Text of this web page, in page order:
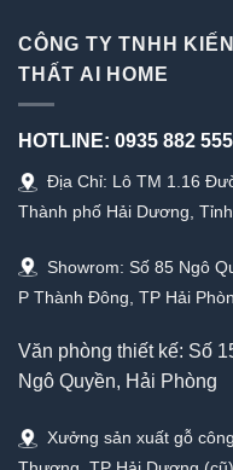
CÔNG TY TNHH
THẤT AI HOME
HOTLINE: 0935 882 555
Địa Chỉ: Lô TM 1.16
Thành phố Hải Dương,
Showrom: Số 85 Ngô
P Thành Đông, TP Hải
Văn phòng thiết kế: Số
Ngô Quyền, Hải Phòng
Xưởng sản xuất gỗ